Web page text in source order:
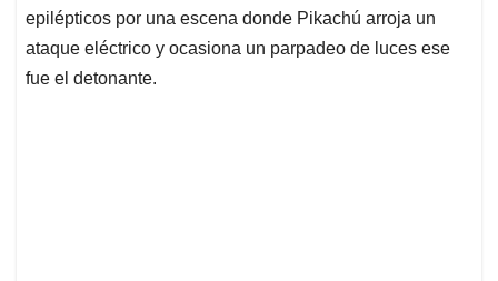
epilépticos por una escena donde Pikachú arroja un
ataque eléctrico y ocasiona un parpadeo de luces ese
fue el detonante.